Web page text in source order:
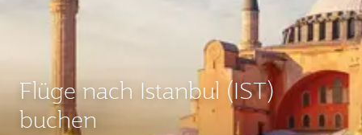
Flüge nach Istanbul (IST)
buchen